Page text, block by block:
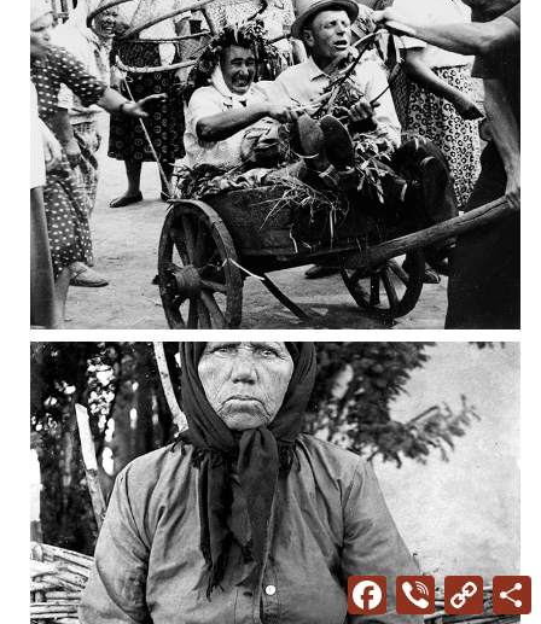
Facebook
Viber Copy
Link